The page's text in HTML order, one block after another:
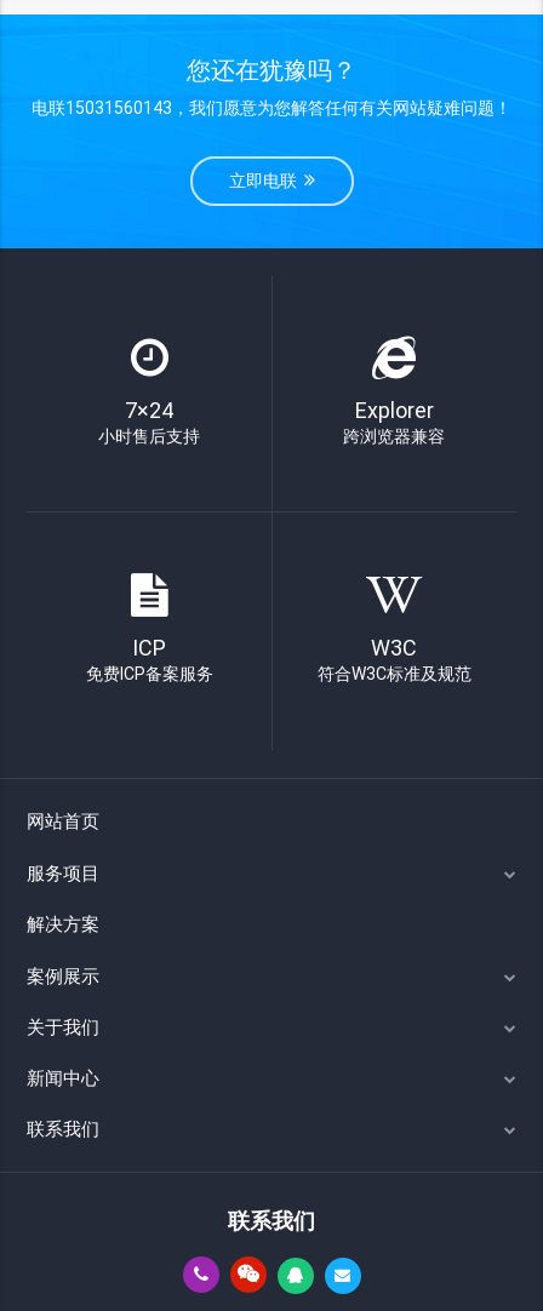
您还在犹豫吗？
电联15031560143，我们愿意为您解答任何有关网站疑难问题！
立即电联
7×24
小时售后支持
Explorer
跨浏览器兼容
ICP
免费ICP备案服务
W3C
符合W3C标准及规范
网站首页
服务项目
解决方案
案例展示
关于我们
新闻中心
联系我们
联系我们